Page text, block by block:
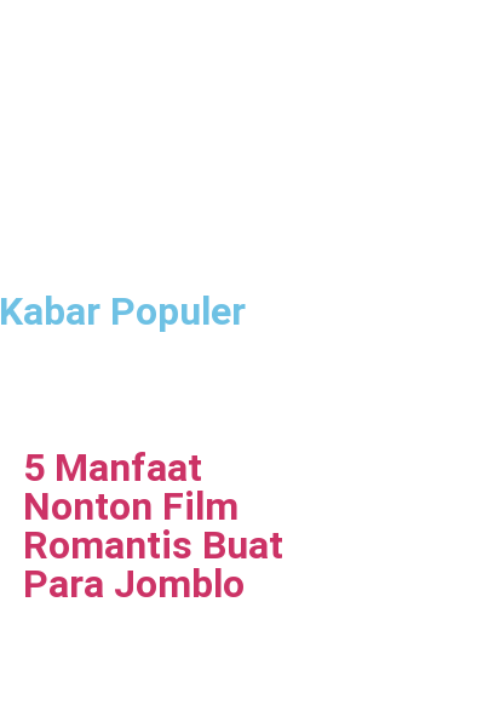
Kabar Populer
5 Manfaat
Nonton Film
Romantis Buat
Para Jomblo